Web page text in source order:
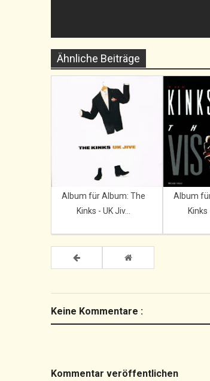
Ähnliche Beiträge
Album für Album: The
Kinks - UK Jiv...
Album
Kinks
Keine Kommentare :
Kommentar veröffentlichen